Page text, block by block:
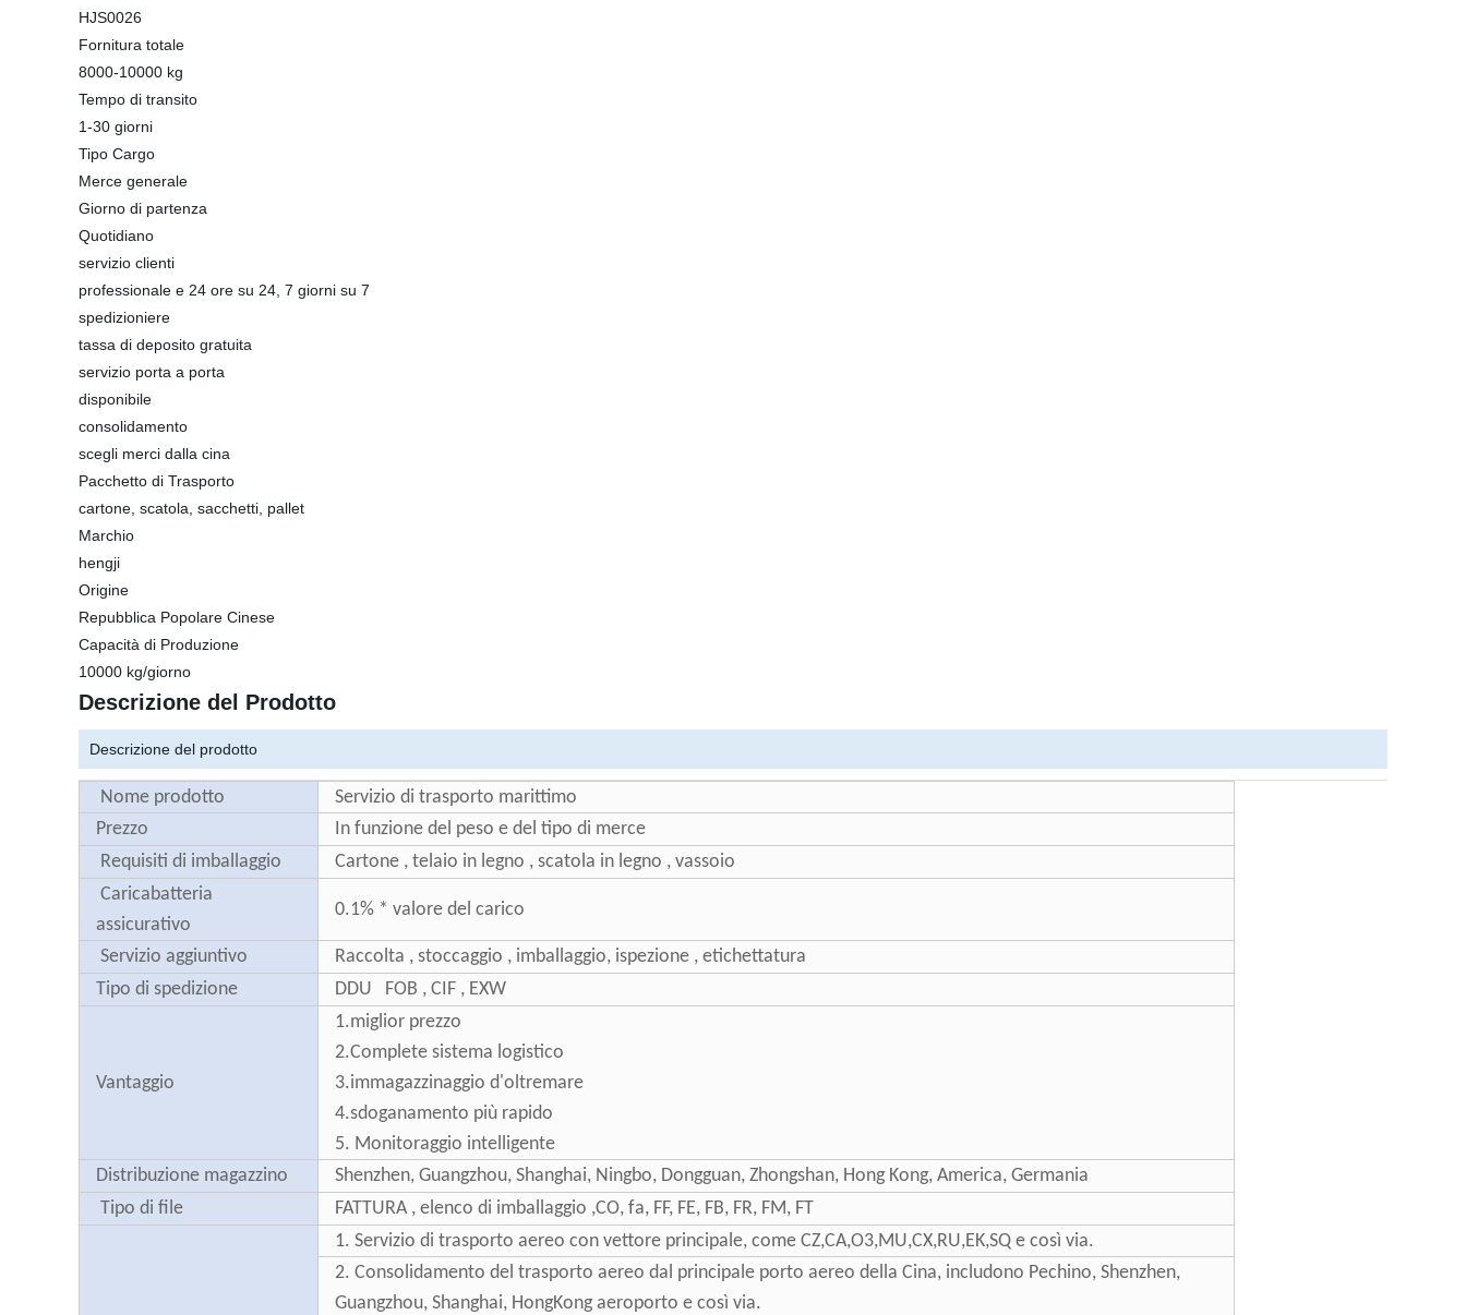
HJS0026
Fornitura totale
8000-10000 kg
Tempo di transito
1-30 giorni
Tipo Cargo
Merce generale
Giorno di partenza
Quotidiano
servizio clienti
professionale e 24 ore su 24, 7 giorni su 7
spedizioniere
tassa di deposito gratuita
servizio porta a porta
disponibile
consolidamento
scegli merci dalla cina
Pacchetto di Trasporto
cartone, scatola, sacchetti, pallet
Marchio
hengji
Origine
Repubblica Popolare Cinese
Capacità di Produzione
10000 kg/giorno
Descrizione del Prodotto
Descrizione del prodotto
Nome prodotto
Servizio di trasporto marittimo
Prezzo
In funzione del peso e del tipo di merce
Requisiti di imballaggio
Cartone , telaio in legno , scatola in legno , vassoio
Caricabatteria
assicurativo
0.1% * valore del carico
Servizio aggiuntivo
Raccolta , stoccaggio , imballaggio, ispezione , etichettatura
Tipo di spedizione
DDU FOB , CIF , EXW
Vantaggio
1.miglior prezzo
2.Complete sistema logistico
3.immagazzinaggio d'oltremare
4.sdoganamento più rapido
5. Monitoraggio intelligente
Distribuzione magazzino
Shenzhen, Guangzhou, Shanghai, Ningbo, Dongguan, Zhongshan, Hong Kong, America, Germania
Tipo di file
FATTURA , elenco di imballaggio ,CO, fa, FF, FE, FB, FR, FM, FT
1. Servizio di trasporto aereo con vettore principale, come CZ,CA,O3,MU,CX,RU,EK,SQ e così via.
2. Consolidamento del trasporto aereo dal principale porto aereo della Cina, includono Pechino, Shenzhen,
Guangzhou, Shanghai, HongKong aeroporto e così via.